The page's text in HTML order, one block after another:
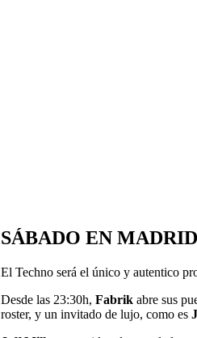
SÁBADO EN MADRID
El Techno será el único y autentico
Desde las 23:30h, Fabrik abre sus
roster, y un invitado de lujo, como es